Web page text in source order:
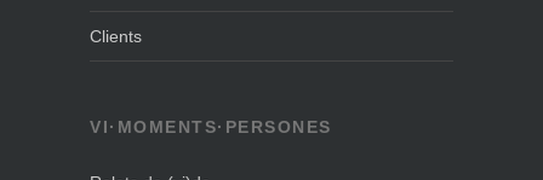
Clients
VI·MOMENTS·PERSONES